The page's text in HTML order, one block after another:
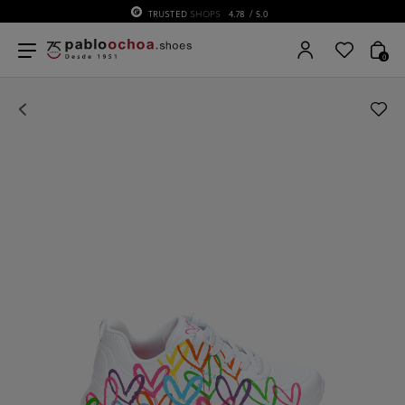
TRUSTED SHOPS 4.78 / 5.0
0